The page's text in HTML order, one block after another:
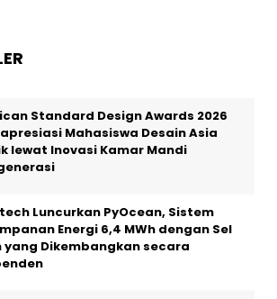
Standard Design Awards 2026
Mahasiswa Desain Asia
lewat Inovasi Kamar Mandi
Luncurkan PyOcean, Sistem
Energi 6,4 MWh dengan Sel
yang Dikembangkan secara